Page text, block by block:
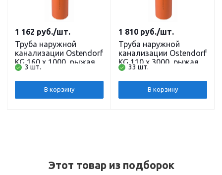
Труба наружной
канализации Ostendorf
KG 160 х 1000, рыжая
3 шт.
1 162 руб./шт.
В корзину
Труба наружной
канализации Ostendorf
KG 110 х 3000, рыжая
33 шт.
1 810 руб./шт.
В корзину
Этот товар из подборок